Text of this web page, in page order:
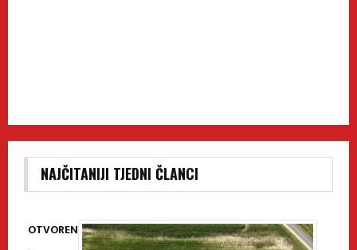
NAJČITANIJI TJEDNI ČLANCI
OTVOREN